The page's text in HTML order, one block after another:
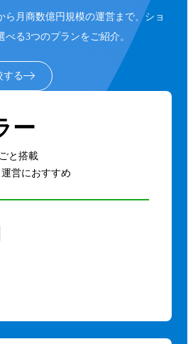
ら月商数億円規模の運営まで、ショ
る3つのプランをご紹介。
する
ー
と搭載
営におすすめ